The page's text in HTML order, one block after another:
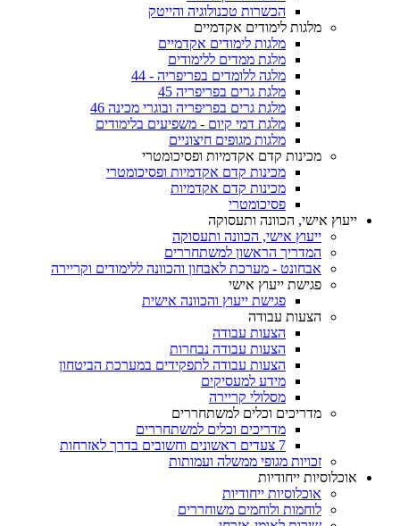
הכשרות טכנולוגיה והייטק
מלגות לימודים אקדמיים
מלגות לימודים אקדמיים
מלגת ממדים ללימודים
מלגה ללומדים בפריפריה - 44
מלגת גרים בפריפריה 45
מלגת גרים בפריפריה ובוגרי מכינה 46
מלגת דמי קיום - משפיעים בלימודים
מלגות מגופים חיצוניים
מכינות קדם אקדמיות ופסיכומטרי
מכינות קדם אקדמיות ופסיכומטרי
מכינות קדם אקדמיות
פסיכומטרי
ייעוץ אישי, הכוונה ותעסוקה
ייעוץ אישי, הכוונה ותעסוקה
המדריך הראשון למשתחררים
אבחונט - מערכת לאבחון והכוונה ללימודים וקריירה
פגישת ייעוץ אישי
פגישת ייעוץ והכוונה אישית
הצעות עבודה
הצעות עבודה
הצעות עבודה נבחרות
הצעות עבודה לתפקידים במערכת הביטחון
מידע למעסיקים
מסלולי קריירה
מדריכים וכלים למשתחררים
מדריכים וכלים למשתחררים
7 צעדים ראשונים וחשובים בדרך לאזרחות
זכויות מגופי ממשלה ועמותות
אוכלוסיות ייחודיות
אוכלוסיות ייחודיות
לוחמות ולוחמים משוחררים